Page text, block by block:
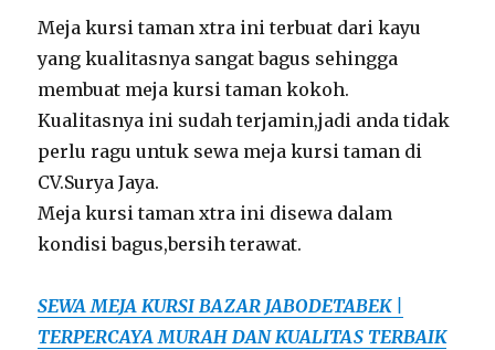
Meja kursi taman xtra ini terbuat dari kayu
yang kualitasnya sangat bagus sehingga
membuat meja kursi taman kokoh.
Kualitasnya ini sudah terjamin,jadi anda tidak
perlu ragu untuk sewa meja kursi taman di
CV.Surya Jaya.
Meja kursi taman xtra ini disewa dalam
kondisi bagus,bersih terawat.
SEWA MEJA KURSI BAZAR JABODETABEK |
TERPERCAYA MURAH DAN KUALITAS TERBAIK